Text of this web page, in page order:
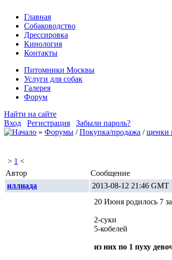
Главная
Собаководство
Дрессировка
Кинология
Контакты
Питомники Москвы
Услуги для собак
Галерея
Форум
Найти на сайте
Вход
Регистрация
Забыли пароль?
» Форумы /Покупка/продажа /щенки
> 1 <
Автор
Сообщение
иллиада
2013-08-12 21:46
20 Июня родилось 7
2-суки
5-кобелей
из них по 1 пуху